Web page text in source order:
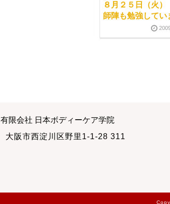
８月２５日（火
師陣も勉強してい
直営サロンの施術はス
2012-09-18
有限会社 日本ボディーケア学院
大阪市西淀川区野里1-1-28 311